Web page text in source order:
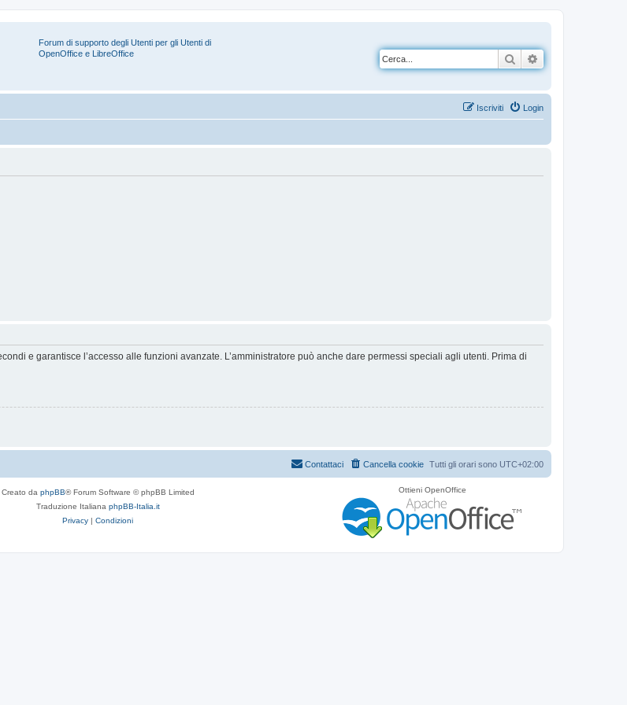
Forum di supporto degli Utenti per gli Utenti di
OpenOffice e LibreOffice
Cerca
Login
Iscriviti
e garantisce l’accesso alle funzioni avanzate. L’amministratore può anche dare permessi speciali agli utenti. Prima di
Tutti gli orari sono UTC+02:00
Cancella cookie
Contattaci
Creato da phpBB® Forum Software © phpBB Limited
Traduzione Italiana phpBB-Italia.it
Privacy | Condizioni
Ottieni OpenOffice